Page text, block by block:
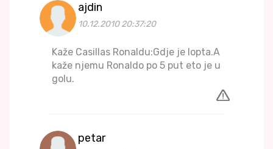
ajdin
10.12.2010 20:37:20
Kaže Casillas Ronaldu:Gdje je lopta.A
kaže njemu Ronaldo po 5 put eto je u
golu.
petar